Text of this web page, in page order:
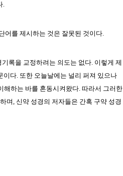
.
어를 제시하는 것은 잘못된 것이다.
록을 교정하려는 의도는 없다. 이렇게 제
다. 또한 오늘날에는 널리 퍼져 있으나
해하는 바를 혼동시켜왔다. 따라서 그러한
며, 신약 성경의 저자들은 간혹 구약 성경